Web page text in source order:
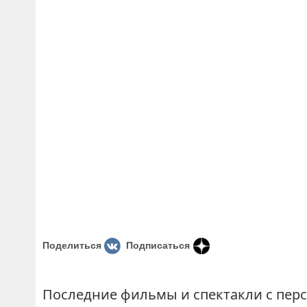
Поделиться Подписаться
Последние фильмы и спектакли с